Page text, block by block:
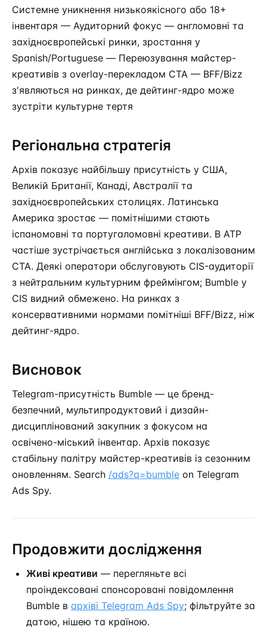
Системне уникнення низькоякісного або 18+
інвентаря — Аудиторний фокус — англомовні та
західноєвропейські ринки, зростання у
Spanish/Portuguese — Переюзування майстер-
креативів з overlay-перекладом CTA — BFF/Bizz
з'являються на ринках, де дейтинг-ядро може
зустріти культурне тертя
Регіональна стратегія
Архів показує найбільшу присутність у США,
Великій Британії, Канаді, Австралії та
західноєвропейських столицях. Латинська
Америка зростає — помітнішими стають
іспаномовні та португаломовні креативи. В АТР
частіше зустрічається англійська з локалізованим
CTA. Деякі оператори обслуговують CIS-аудиторії
з нейтральним культурним фреймінгом; Bumble у
CIS видний обмежено. На ринках з
консервативними нормами помітніші BFF/Bizz, ніж
дейтинг-ядро.
Висновок
Telegram-присутність Bumble — це бренд-
безпечний, мультипродуктовий і дизайн-
дисциплінований закупник з фокусом на
освічено-міський інвентар. Архів показує
стабільну палітру майстер-креативів із сезонним
оновленням. Search /ads?q=bumble on Telegram
Ads Spy.
Продовжити дослідження
Живі креативи — перегляньте всі
проіндексовані спонсоровані повідомлення
Bumble в архіві Telegram Ads Spy; фільтруйте за
датою, нішею та країною.